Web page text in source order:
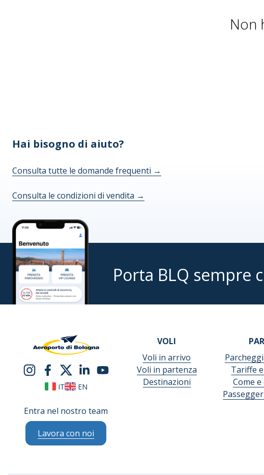
Non
Hai bisogno di aiuto?
Consulta tutte le domande frequenti →
Consulta le condizioni di vendita →
Porta BLQ sempre
IT EN
Entra nel nostro team
Lavora con noi
VOLI
Voli in arrivo
Voli in partenza
Destinazioni
Tariffe
Come